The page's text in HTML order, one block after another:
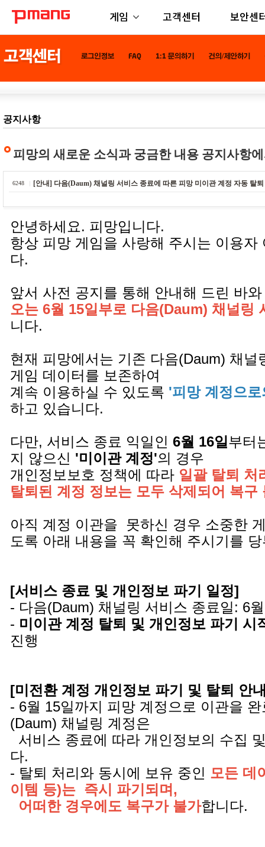
게임 고객센터 보안센
공지사항
피망의 새로운 소식과 궁금한 내용 공지사항
6248 [안내] 다음(Daum) 채널링 서비스 종료에 따른 피망 미이관 계정 자동 탈
안녕하세요. 피망입니다.
항상 피망 게임을 사랑해 주시는 이용자
다.
앞서 사전 공지를 통해 안내해 드린 바
오는 6월 15일부로 다음(Daum) 채널링
니다.
현재 피망에서는 기존 다음(Daum) 채널
게임 데이터를 보존하여
계속 이용하실 수 있도록 '피망 계정으
하고 있습니다.
다만, 서비스 종료 익일인 6월 16일 부터
지 않으신 '미이관 계정'의 경우
개인정보보호 정책에 따라 일괄 탈퇴 처
탈퇴된 계정 정보는 모두 삭제되어 복구
아직 계정 이관을 못하신 경우 소중한
도록 아래 내용을 꼭 확인해 주시기를
[서비스 종료 및 개인정보 파기 일정]
- 다음(Daum) 채널링 서비스 종료일: 6
- 미이관 계정 탈퇴 및 개인정보 파기 시
진행
[미전환 계정 개인정보 파기 및 탈퇴 안
- 6월 15일까지 피망 계정으로 이관을
(Daum) 채널링 계정은
서비스 종료에 따라 개인정보의 수집
다.
- 탈퇴 처리와 동시에 보유 중인 모든 데
이템 등)는 즉시 파기되며,
어떠한 경우에도 복구가 불가합니다.